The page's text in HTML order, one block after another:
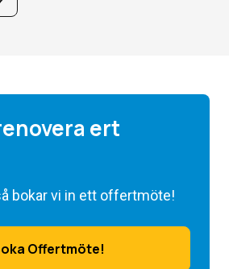
ert
bokar vi in ett offertmöte!
Offertmöte!